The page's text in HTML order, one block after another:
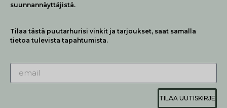
suunnannäyttäjistä.
Tilaa tästä puutarhurisi vinkit ja tarjoukset, saat samalla
tietoa tulevista tapahtumista.
TILAA UUTISKIRJE